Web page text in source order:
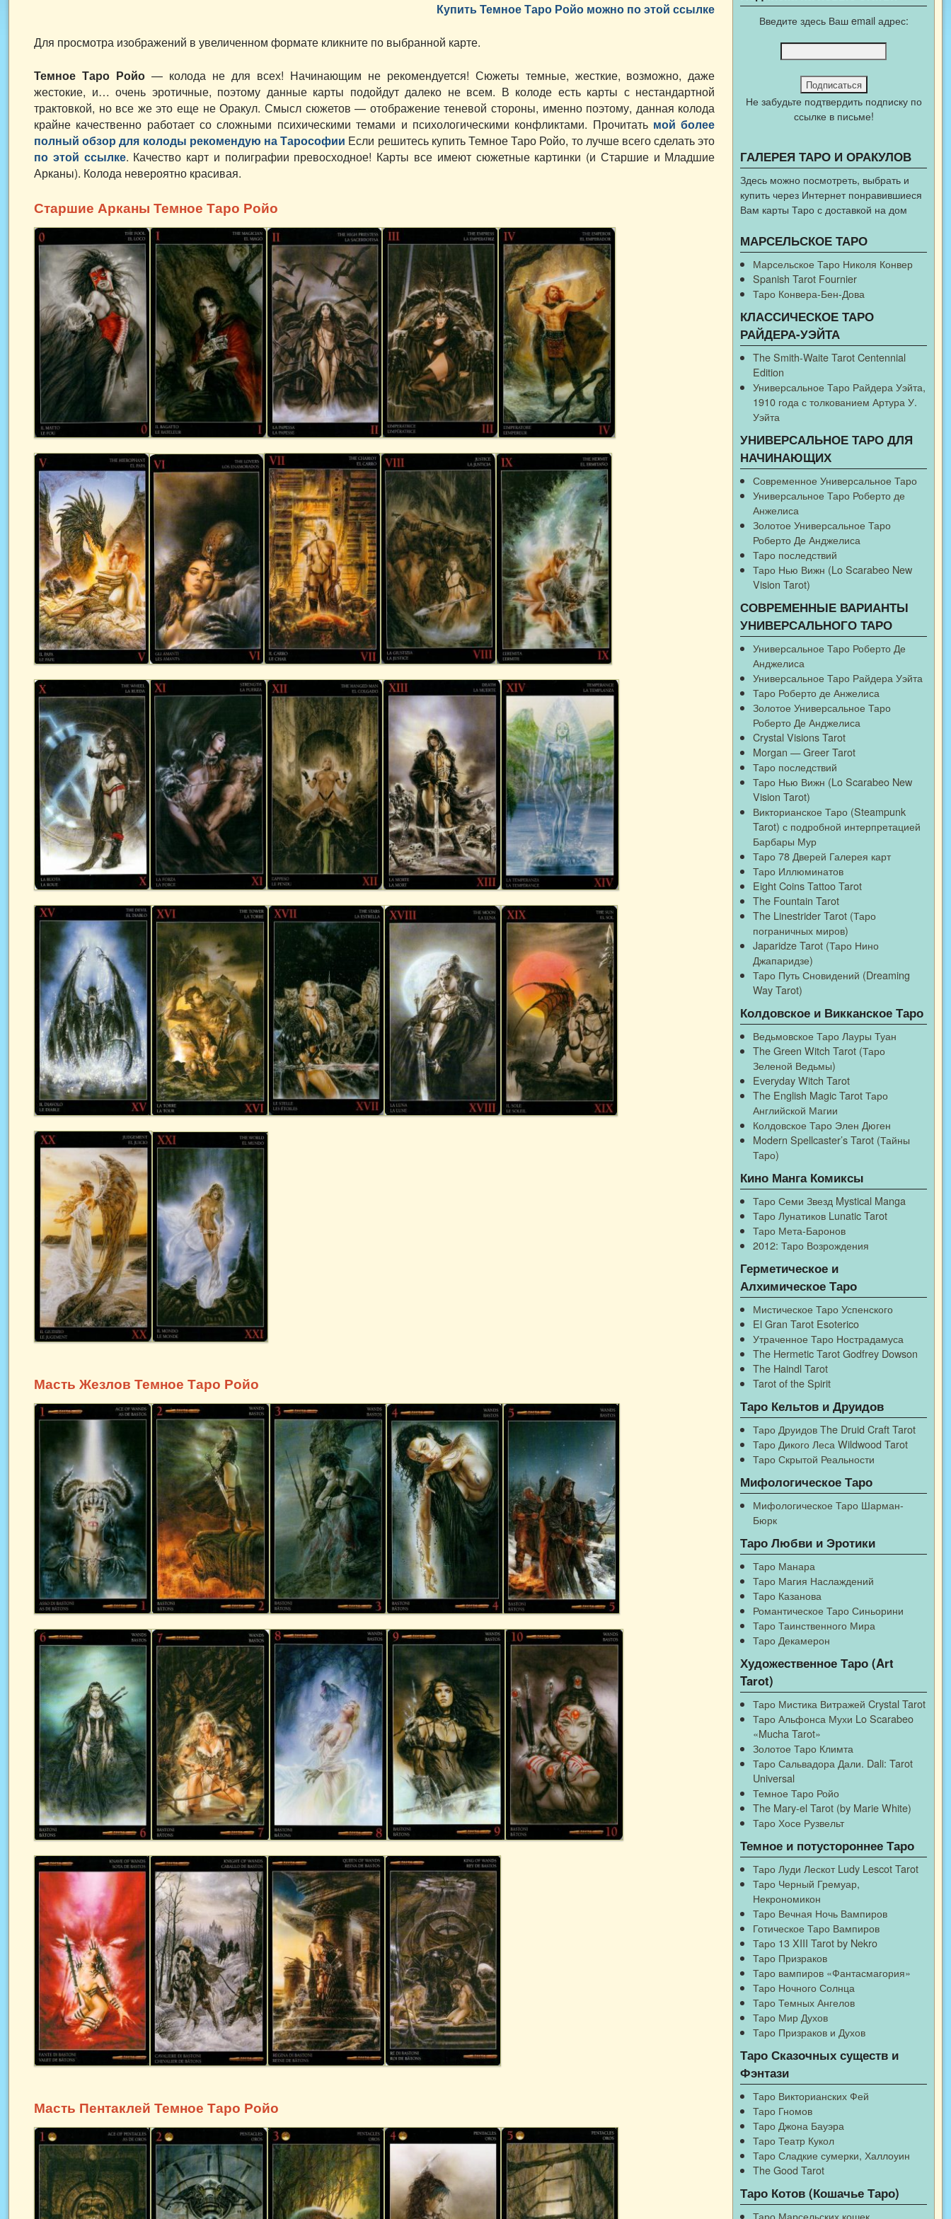
Купить Темное Таро Ройо можно по этой ссылке
Для просмотра изображений в увеличенном формате кликните по выбранной карте.
Темное Таро Ройо— колода не для всех! Начинающим не рекомендуется! Сюжеты темные, жесткие, возможно, даже
жестокие, и… очень эротичные, поэтому данные карты подойдут далеко не всем. В колоде есть карты с нестандартной
трактовкой, но все же это еще не Оракул. Смысл сюжетов — отображение теневой стороны, именно поэтому, данная колода
крайне качественно работает со сложными психическими темами и психологическими конфликтами. Прочитать мой более
полный обзор для колоды рекомендую на Тарософии Если решитесь купить Темное Таро Ройо, то лучше всего сделать это
по этой ссылке. Качество карт и полиграфии превосходное! Карты все имеют сюжетные картинки (и Старшие и Младшие
Арканы). Колода невероятно красивая.
Старшие Арканы Темное Таро Ройо
Масть Жезлов Темное Таро Ройо
Масть Пентаклей Темное Таро Ройо
Введите здесь Ваш email адрес:
Не забудьте подтвердить подписку по
ссылке в письме!
ГАЛЕРЕЯ ТАРО И ОРАКУЛОВ
Здесь можно посмотреть, выбрать и
купить через Интернет понравившиеся
Вам карты Таро с доставкой на дом
МАРСЕЛЬСКОЕ ТАРО
Марсельское Таро Николя Конвер
Spanish Tarot Fournier
Таро Конвера-Бен-Дова
КЛАССИЧЕСКОЕ ТАРО
РАЙДЕРА-УЭЙТА
The Smith-Waite Tarot Centennial
Edition
Универсальное Таро Райдера Уэйта,
1910 года с толкованием Артура У.
Уэйта
УНИВЕРСАЛЬНОЕ ТАРО ДЛЯ
НАЧИНАЮЩИХ
Современное Универсальное Таро
Универсальное Таро Роберто де
Анжелиса
Золотое Универсальное Таро
Роберто Де Анджелиса
Таро последствий
Таро Нью Вижн (Lo Scarabeo New
Vision Tarot)
СОВРЕМЕННЫЕ ВАРИАНТЫ
УНИВЕРСАЛЬНОГО ТАРО
Универсальное Таро Роберто Де
Анджелиса
Универсальное Таро Райдера Уэйта
Таро Роберто де Анжелиса
Золотое Универсальное Таро
Роберто Де Анджелиса
Crystal Visions Tarot
Morgan — Greer Tarot
Таро последствий
Таро Нью Вижн (Lo Scarabeo New
Vision Tarot)
Викторианское Таро (Steampunk
Tarot) с подробной интерпретацией
Барбары Мур
Таро 78 Дверей Галерея карт
Таро Иллюминатов
Eight Coins Tattoo Tarot
The Fountain Tarot
The Linestrider Tarot (Таро
пограничных миров)
Japaridze Tarot (Таро Нино
Джапаридзе)
Таро Путь Сновидений (Dreaming
Way Tarot)
Колдовское и Викканское Таро
Ведьмовское Таро Лауры Туан
The Green Witch Tarot (Таро
Зеленой Ведьмы)
Everyday Witch Tarot
The English Magic Tarot Таро
Английской Магии
Колдовское Таро Элен Дюген
Modern Spellcaster’s Tarot (Тайны
Таро)
Кино Манга Комиксы
Таро Семи Звезд Mystical Manga
Таро Лунатиков Lunatic Tarot
Таро Мета-Баронов
2012: Таро Возрождения
Герметическое и
Алхимическое Таро
Мистическое Таро Успенского
El Gran Tarot Esoterico
Утраченное Таро Нострадамуса
The Hermetic Tarot Godfrey Dowson
The Haindl Tarot
Tarot of the Spirit
Таро Кельтов и Друидов
Таро Друидов The Druid Craft Tarot
Таро Дикого Леса Wildwood Tarot
Таро Скрытой Реальности
Мифологическое Таро
Мифологическое Таро Шарман-
Бюрк
Таро Любви и Эротики
Таро Манара
Таро Магия Наслаждений
Таро Казанова
Романтическое Таро Синьорини
Таро Таинственного Мира
Таро Декамерон
Художественное Таро (Art
Tarot)
Таро Мистика Витражей Crystal Tarot
Таро Альфонса Мухи Lo Scarabeo
«Mucha Tarot»
Золотое Таро Климта
Таро Сальвадора Дали. Dali: Tarot
Universal
Темное Таро Ройо
The Mary-el Tarot (by Marie White)
Таро Хосе Рузвельт
Темное и потустороннее Таро
Таро Луди Лескот Ludy Lescot Tarot
Таро Черный Гремуар,
Некрономикон
Таро Вечная Ночь Вампиров
Готическое Таро Вампиров
Таро 13 XIII Tarot by Nekro
Таро Призраков
Таро вампиров «Фантасмагория»
Таро Ночного Солнца
Таро Темных Ангелов
Таро Мир Духов
Таро Призраков и Духов
Таро Сказочных существ и
Фэнтази
Таро Викторианских Фей
Таро Гномов
Таро Джона Бауэра
Таро Театр Кукол
Таро Сладкие сумерки, Халлоуин
The Good Tarot
Таро Котов (Кошачье Таро)
Таро Марсельских кошек